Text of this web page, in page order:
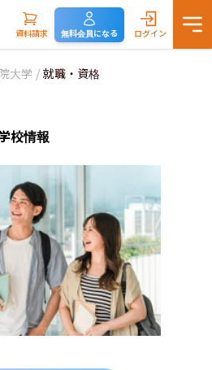
資料請求 無料会員になる ログイン
大学 / 就職・資格
校情報